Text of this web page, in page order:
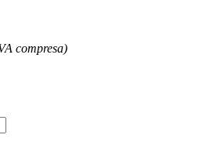
compresa)